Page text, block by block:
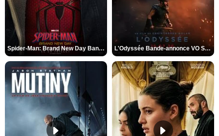
Spider-Man: Brand New Day Bande-annonce VO STFR L'Odyssée Bande-annonce VO STFR